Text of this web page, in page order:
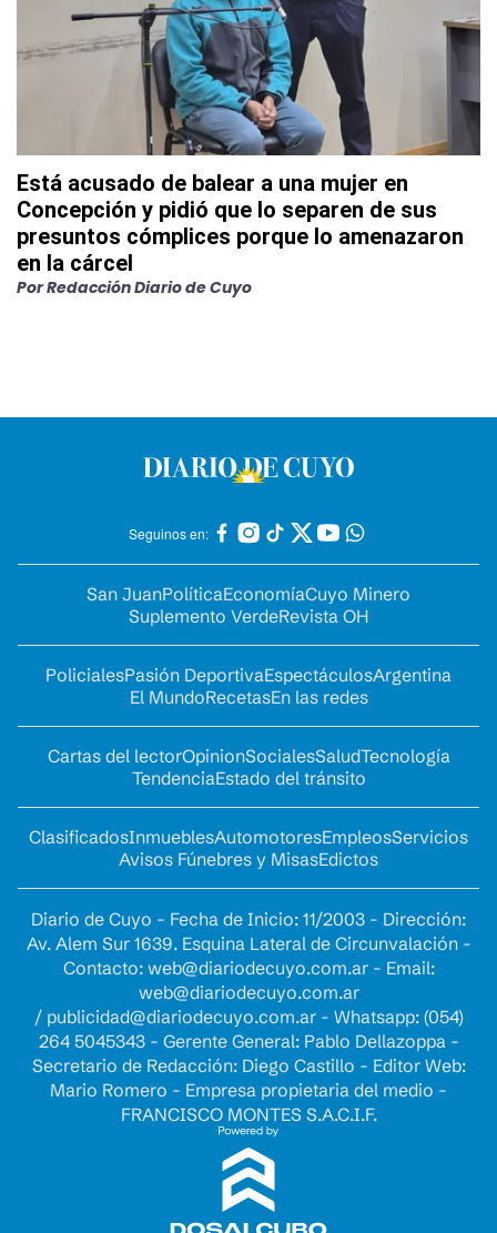
Está acusado de balear a una mujer en
Concepción y pidió que lo separen de sus
presuntos cómplices porque lo amenazaron
en la cárcel
PorRedacción Diario de Cuyo
Seguinos en:
San JuanPolíticaEconomíaCuyo Minero
Suplemento VerdeRevista OH
PolicialesPasión DeportivaEspectáculosArgentina
El MundoRecetasEn las redes
Cartas del lectorOpinionSocialesSaludTecnología
TendenciaEstado del tránsito
ClasificadosInmueblesAutomotoresEmpleosServicios
Avisos Fúnebres y MisasEdictos
Diario de Cuyo - Fecha de Inicio: 11/2003 - Dirección:
Av. Alem Sur 1639. Esquina Lateral de Circunvalación -
Contacto: web@diariodecuyo.com.ar- Email:
web@diariodecuyo.com.ar
/ publicidad@diariodecuyo.com.ar- Whatsapp: (054)
264 5045343 - Gerente General: Pablo Dellazoppa -
Secretario de Redacción: Diego Castillo - Editor Web:
Mario Romero - Empresa propietaria del medio -
FRANCISCO MONTES S.A.C.I.F.